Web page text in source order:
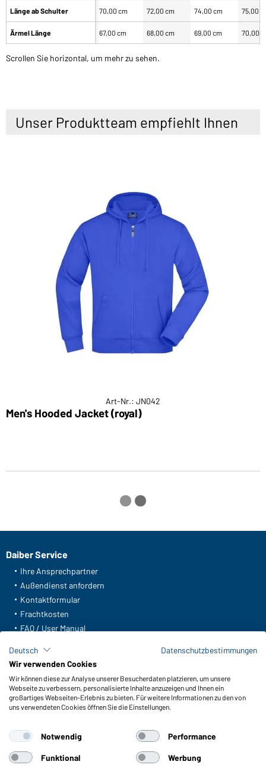
Länge ab Schulter
Ärmel Länge
70,00 cm 72,00 cm 74,00 cm 75,00
67,00 cm 68,00 cm 69,00 cm 70,00
Scrollen Sie horizontal, um mehr zu sehen.
Unser Produktteam empfiehlt Ihnen
Art-Nr.: JN042
Men's Hooded Jacket (royal)
Daiber Service
Ihre Ansprechpartner
Außendienst anfordern
Kontaktformular
Frachtkosten
FAQ / User Manual
Meldeportal nach Hinweisgeberschutz
Funktionen & Pflege
Produkteigenschaften
Pflegehinweise
Farben
Deutsch
Datenschutzbestimmungen
Wir verwenden Cookies
Wir können diese zur Analyse unserer Besucherdaten platzieren, um unsere
Webseite zu verbessern, personalisierte Inhalte anzuzeigen und Ihnen ein
großartiges Webseiten-Erlebnis zu bieten. Für weitere Informationen zu den von
uns verwendeten Cookies öffnen Sie die Einstellungen.
Notwendig Performance
Funktional Werbung